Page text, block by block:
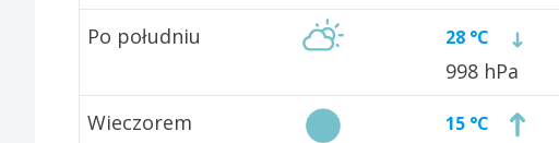
Po południu 28 °C
998 hPa
Wieczorem 15 °C